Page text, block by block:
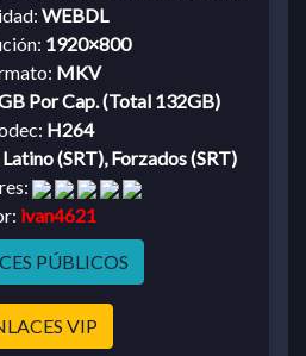
WEBDL
1920×800
MKV
Por Cap. (Total 132GB)
H264
(SRT), Forzados (SRT)
ivan4621
PÚBLICOS
VIP